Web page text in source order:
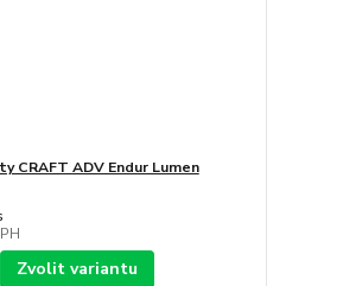
CRAFT ADV Endur Lumen
Zvolit variantu